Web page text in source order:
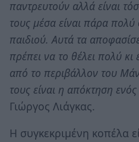
παντρευτούν αλλά είναι
τους μέσα είναι πάρα
παιδιού. Αυτά τα
πρέπει να το θέλει πολύ
από το περιβάλλον του
τους είναι η απόκτηση
Γιώργος Λιάγκας.
Η συγκεκριμένη κοπέλα